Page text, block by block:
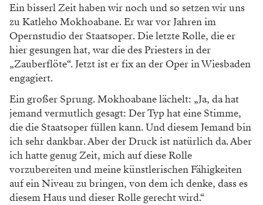
Ein bisserl Zeit haben wir noch und so setzen wir uns
zu Katleho Mokhoabane. Erwar vor Jahren im
Opernstudio der Staatsoper.Die letzte Rolle, die er
hier gesungen hat, wardie des Priesters in der
„Zauberflöte“. Jetzt ister fix an der Oper in Wiesbaden
engagiert.
Ein großer Sprung. Mokhoabane lächelt: „Ja, da hat
jemand vermutlich gesagt: Der Typ hateine Stimme,
die die Staatsoper füllen kann.Und diesem Jemand bin
ich sehr dankbar. Aberder Druck ist natürlich da. Aber
ich hatte genug Zeit, mich auf diese Rolle
vorzubereitenund meine künstlerischen Fähigkeiten
auf einNiveau zu bringen, von dem ich denke, dass es
diesem Haus und dieser Rolle gerecht wird.“